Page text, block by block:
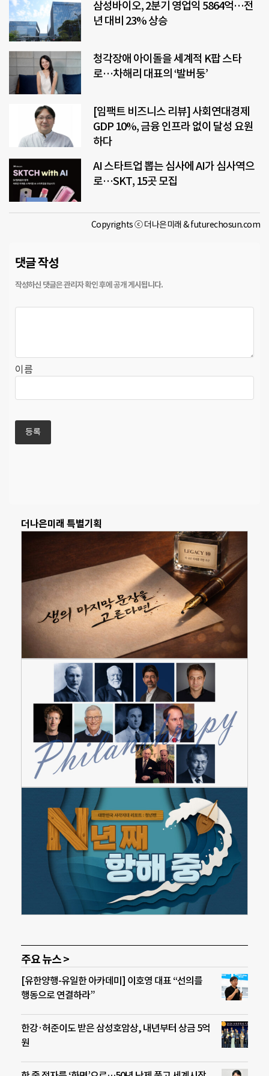
삼성바이오, 2분기 영업익 5864억…전
년 대비 23% 상승
청각장애 아이돌을 세계적 K팝 스타
로…차해리 대표의 ‘발버둥’
[임팩트 비즈니스 리뷰] 사회연대경제
GDP 10%, 금융 인프라 없이 달성 요원
하다
AI 스타트업 뽑는 심사에 AI가 심사역으
로…SKT, 15곳 모집
Copyrights ⓒ 더나은미래 & futurechosun.com
댓글 작성
이름
더나은미래 특별기획
주요 뉴스 >
[유한양행-유일한 아카데미] 이호영 대표 “선의를
행동으로 연결하라”
한강·허준이도 받은 삼성호암상, 내년부터 상금 5억
원